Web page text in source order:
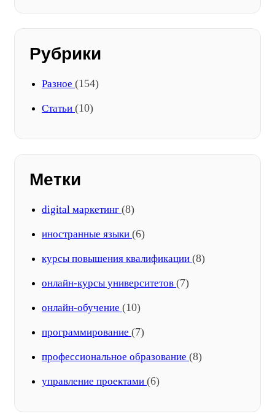
Рубрики
Разное (154)
Статьи (10)
Метки
digital маркетинг (8)
иностранные языки (6)
курсы повышения квалификации (8)
онлайн-курсы университетов (7)
онлайн-обучение (10)
программирование (7)
профессиональное образование (8)
управление проектами (6)